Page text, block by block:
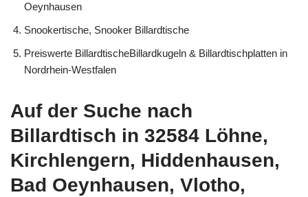
Oeynhausen
Snookertische, Snooker Billardtische
Preiswerte BillardtischeBillardkugeln & Billardtischplatten in
Nordrhein-Westfalen
Auf der Suche nach
Billardtisch in 32584 Löhne,
Kirchlengern, Hiddenhausen,
Bad Oeynhausen, Vlotho,